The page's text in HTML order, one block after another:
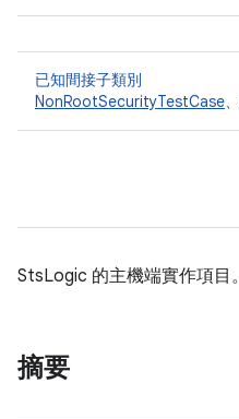
已知間接子類別
NonRootSecurityTestCase、
StsLogic 的主機端實作項目。
摘要